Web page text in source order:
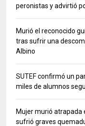
peronistas y advirtió
Murió el reconocido
tras sufrir una
Albino
SUTEF confirmó un
miles de alumnos
Mujer murió atrapada
sufrió graves